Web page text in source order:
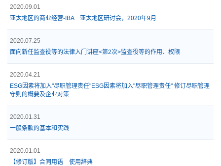
2020.09.01
亚太地区的商业经营-IBA 亚太地区研讨会，2020年9月
2020.07.25
面向新任监查役等的法律入门讲座<第2次>监查役等的作用、权限
2020.04.21
ESG因素将加入"尽职管理责任"ESG因素将加入"尽职管理责任" 修订尽职管理
守则的概要及企业对策
2020.01.31
一般条款的基本和实践
2020.01.01
【修订版】合同用语 使用辞典